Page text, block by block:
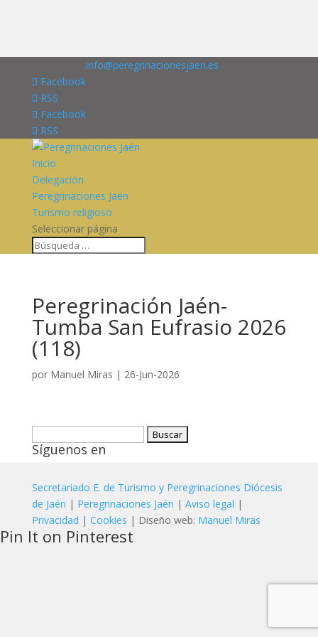
info@peregrinacionesjaen.es
Facebook
RSS
Facebook
RSS
Inicio
Delegación
Peregrinaciones Jaén
Turismo religioso
Seleccionar página
Peregrinación Jaén-
Tumba San Eufrasio 2026
(118)
por Manuel Miras | 26-Jun-2026
Síguenos en
Secretariado E. de Turismo y Peregrinaciones Diócesis
de Jaén | Peregrinaciones Jaén | Aviso legal |
Privacidad | Cookies | Diseño web: Manuel Miras
Pin It on Pinterest